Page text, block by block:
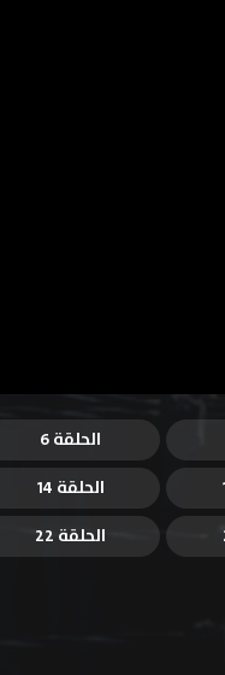
الحلقة 6
الحلقة 14
الحلقة 22